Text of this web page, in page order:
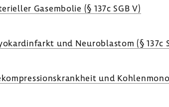
Gasem­bolie (§ 137c SGB V)
und Neuro­blastom (§ 137c
und